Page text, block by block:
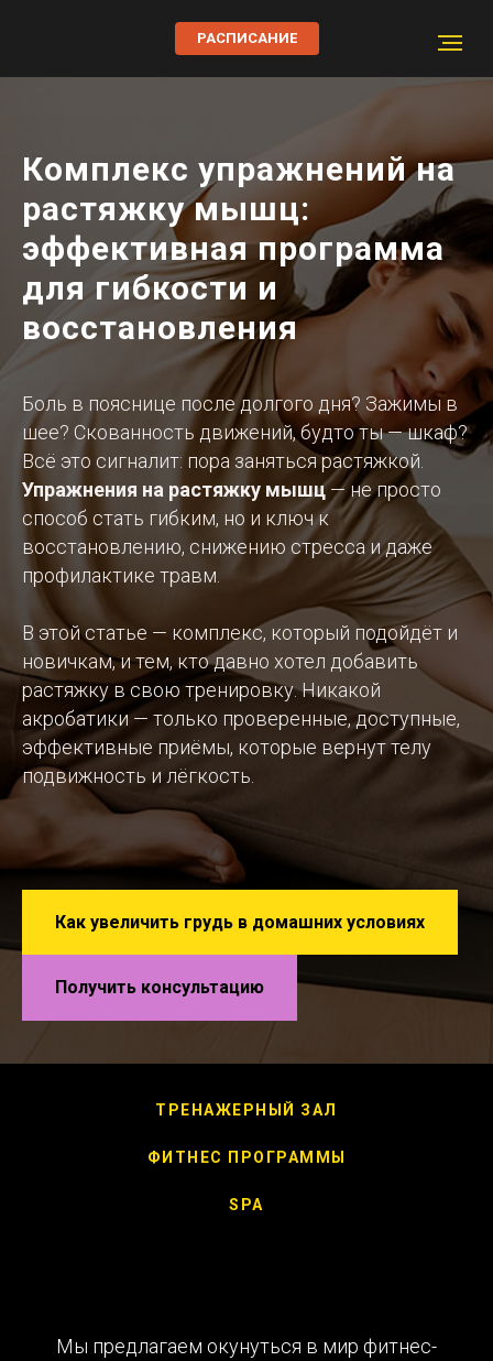
РАСПИСАНИЕ
Комплекс упражнений на
растяжку мышц:
эффективная программа
для гибкости и
восстановления
Боль в пояснице после долгого дня? Зажимы в
шее? Скованность движений, будто ты — шкаф?
Всё это сигналит: пора заняться растяжкой.
Упражнения на растяжку мышц— не просто
способ стать гибким, но и ключ к
восстановлению, снижению стресса и даже
профилактике травм.
В этой статье — комплекс, который подойдёт и
новичкам, и тем, кто давно хотел добавить
растяжку в свою тренировку. Никакой
акробатики — только проверенные, доступные,
эффективные приёмы, которые вернут телу
подвижность и лёгкость.
Как увеличить грудь в домашних условиях
Получить консультацию
ТРЕНАЖЕРНЫЙ ЗАЛ
ФИТНЕС ПРОГРАММЫ
SPA
Мы предлагаем окунуться в мир фитнес-